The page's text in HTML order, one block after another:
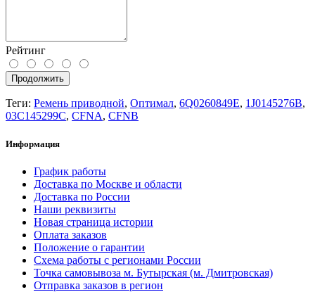
Рейтинг
Продолжить
Теги: Ремень приводной, Оптимал, 6Q0260849E, 1J0145276B,
03C145299C, CFNA, CFNB
Информация
График работы
Доставка по Москве и области
Доставка по России
Наши реквизиты
Новая страница истории
Оплата заказов
Положение о гарантии
Схема работы с регионами России
Точка самовывоза м. Бутырская (м. Дмитровская)
Отправка заказов в регион